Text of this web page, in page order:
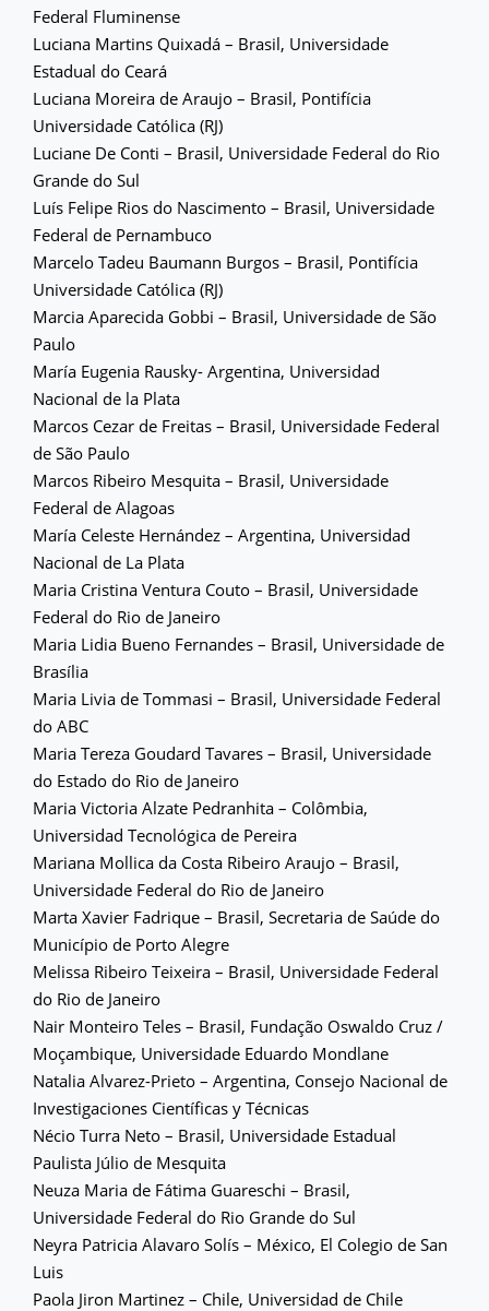
Federal Fluminense
Luciana Martins Quixadá – Brasil, Universidade
Estadual do Ceará
Luciana Moreira de Araujo – Brasil, Pontifícia
Universidade Católica (RJ)
Luciane De Conti – Brasil, Universidade Federal do Rio
Grande do Sul
Luís Felipe Rios do Nascimento – Brasil, Universidade
Federal de Pernambuco
Marcelo Tadeu Baumann Burgos – Brasil, Pontifícia
Universidade Católica (RJ)
Marcia Aparecida Gobbi – Brasil, Universidade de São
Paulo
María Eugenia Rausky- Argentina, Universidad
Nacional de la Plata
Marcos Cezar de Freitas – Brasil, Universidade Federal
de São Paulo
Marcos Ribeiro Mesquita – Brasil, Universidade
Federal de Alagoas
María Celeste Hernández – Argentina, Universidad
Nacional de La Plata
Maria Cristina Ventura Couto – Brasil, Universidade
Federal do Rio de Janeiro
Maria Lidia Bueno Fernandes – Brasil, Universidade de
Brasília
Maria Livia de Tommasi – Brasil, Universidade Federal
do ABC
Maria Tereza Goudard Tavares – Brasil, Universidade
do Estado do Rio de Janeiro
Maria Victoria Alzate Pedranhita – Colômbia,
Universidad Tecnológica de Pereira
Mariana Mollica da Costa Ribeiro Araujo – Brasil,
Universidade Federal do Rio de Janeiro
Marta Xavier Fadrique – Brasil, Secretaria de Saúde do
Município de Porto Alegre
Melissa Ribeiro Teixeira – Brasil, Universidade Federal
do Rio de Janeiro
Nair Monteiro Teles – Brasil, Fundação Oswaldo Cruz /
Moçambique, Universidade Eduardo Mondlane
Natalia Alvarez-Prieto – Argentina, Consejo Nacional de
Investigaciones Científicas y Técnicas
Nécio Turra Neto – Brasil, Universidade Estadual
Paulista Júlio de Mesquita
Neuza Maria de Fátima Guareschi – Brasil,
Universidade Federal do Rio Grande do Sul
Neyra Patricia Alavaro Solís – México, El Colegio de San
Luis
Paola Jiron Martinez – Chile, Universidad de Chile